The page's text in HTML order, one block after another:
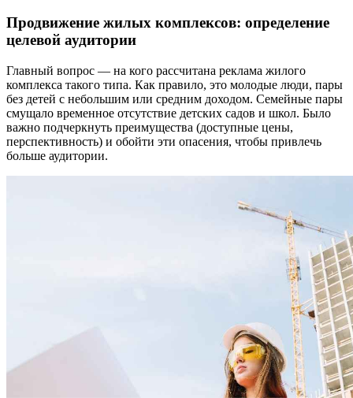
Продвижение жилых комплексов: определение
целевой аудитории
Главный вопрос — на кого рассчитана реклама жилого
комплекса такого типа. Как правило, это молодые люди, пары
без детей с небольшим или средним доходом. Семейные пары
смущало временное отсутствие детских садов и школ. Было
важно подчеркнуть преимущества (доступные цены,
перспективность) и обойти эти опасения, чтобы привлечь
больше аудитории.